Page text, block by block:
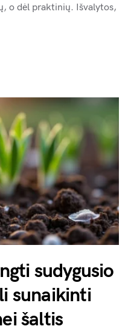
o dėl praktinių. Išvalytos,
sudygusio
sunaikinti
šaltis